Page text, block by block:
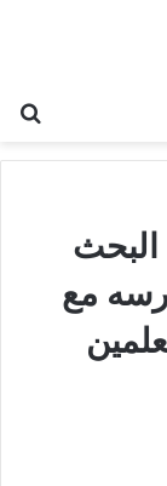
البحث
القانون 515 لدرسه مع